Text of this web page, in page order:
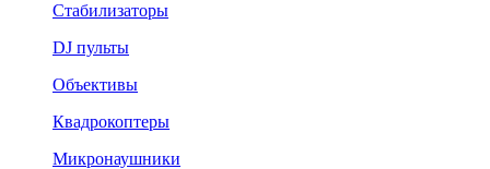
Стабилизаторы
DJ пульты
Объективы
Квадрокоптеры
Микронаушники